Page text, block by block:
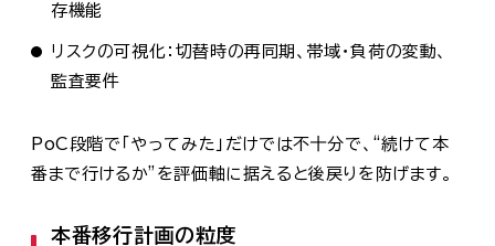
存機能
リスクの可視化：切替時の再同期、帯域・負荷の変動、
監査要件
PoC段階で「やってみた」だけでは不十分で、“続けて本
番まで行けるか”を評価軸に据えると後戻りを防げます。
本番移行計画の粒度